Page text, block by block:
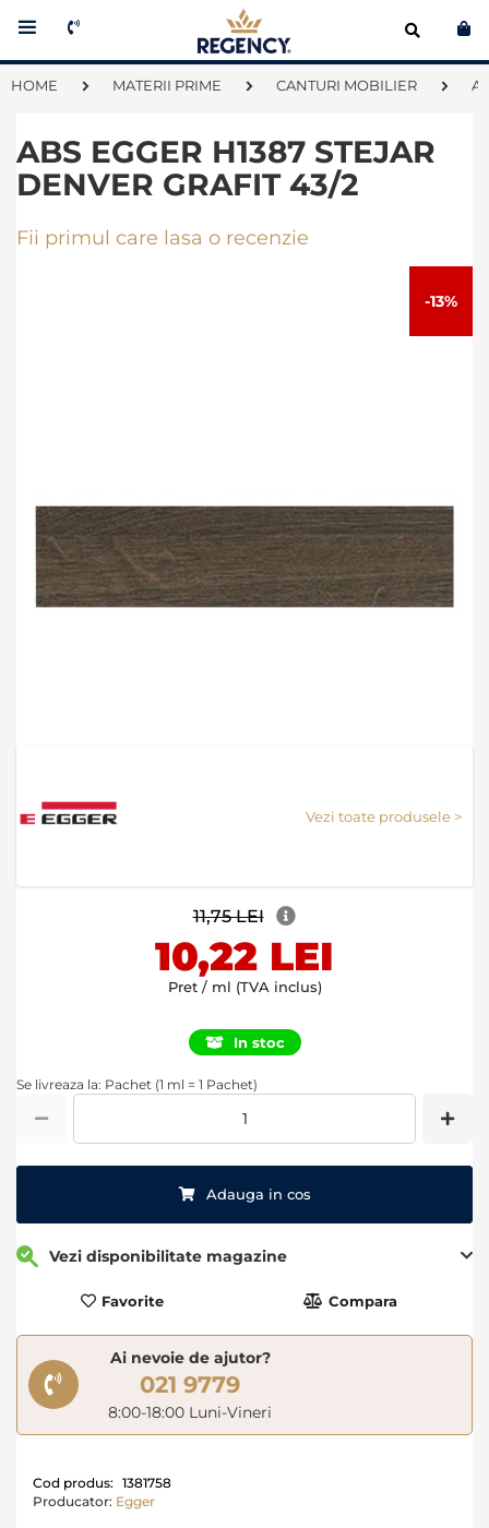
HOME MATERII PRIME CANTURI MOBILIER
beginning
images
-13%
Vezi toate produsele >
ABS EGGER H1387 STEJAR
DENVER GRAFIT 43/2
Fii primul care lasa o recenzie
11,75 LEI
10,22 LEI
Pret / ml (TVA inclus)
In stoc
Se livreaza la: Pachet (1 ml = 1 Pachet)
Adauga in cos
Vezi disponibilitate magazine
Favorite Compara
Ai nevoie de ajutor?
021 9779
8:00-18:00 Luni-Vineri
Cod produs: 1381758
Producator: Egger